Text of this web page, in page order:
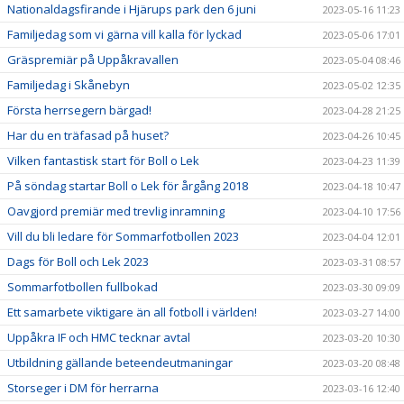
Nationaldagsfirande i Hjärups park den 6 juni 2023-05-16 11:23
Familjedag som vi gärna vill kalla för lyckad 2023-05-06 17:01
Gräspremiär på Uppåkravallen 2023-05-04 08:46
Familjedag i Skånebyn 2023-05-02 12:35
Första herrsegern bärgad! 2023-04-28 21:25
Har du en träfasad på huset? 2023-04-26 10:45
Vilken fantastisk start för Boll o Lek 2023-04-23 11:39
På söndag startar Boll o Lek för årgång 2018 2023-04-18 10:47
Oavgjord premiär med trevlig inramning 2023-04-10 17:56
Vill du bli ledare för Sommarfotbollen 2023 2023-04-04 12:01
Dags för Boll och Lek 2023 2023-03-31 08:57
Sommarfotbollen fullbokad 2023-03-30 09:09
Ett samarbete viktigare än all fotboll i världen! 2023-03-27 14:00
Uppåkra IF och HMC tecknar avtal 2023-03-20 10:30
Utbildning gällande beteendeutmaningar 2023-03-20 08:48
Storseger i DM för herrarna 2023-03-16 12:40